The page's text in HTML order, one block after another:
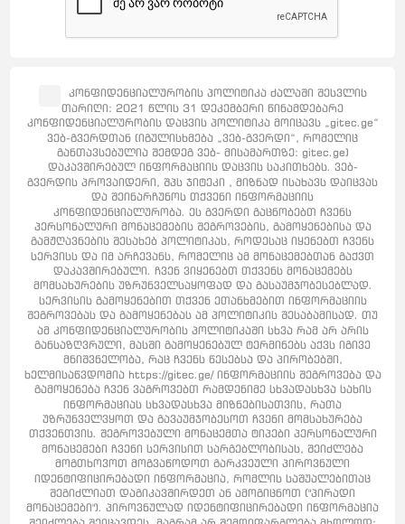
კონფიდენციალურობის პოლიტიკა ძალაში შესვლის
თარიღი: 2021 წლის 31 დეკემბერი წინამდებარე
კონფიდენციალურობის დაცვის პოლიტიკა მოიცავს „gitec.ge“
ვებ-გვერდთან (იგულისხმება „ვებ-გვერდი“, რომელიც
განთავსებულია შემდეგ ვებ- მისამართზე: gitec.ge)
დაკავშირებულ ინფორმაციის დაცვის საკითხებს. ვებ-
გვერდის პროვაიდერი, შპს ჯიტეკი , მიზნად ისახავს დაიცვას
და შეინარჩუნოს თქვენი ინფორმაციის
კონფიდენციალურობა. ეს გვერდი გაცნობებთ ჩვენს
პერსონალური მონაცემების შეგროვების, გამოყენებისა და
გამჟღავნების შესახებ პოლიტიკას, როდესაც იყენებთ ჩვენს
სერვისს და იმ არჩევანს, რომელიც ამ მონაცემებთან გაქვთ
დაკავშირებული. ჩვენ ვიყენებთ თქვენს მონაცემებს
მომსახურების უზრუნველსაყოფად და გასაუმჯობესებლად.
სერვისის გამოყენებით თქვენ ეთანხმებით ინფორმაციის
შეგროვებას და გამოყენებას ამ პოლიტიკის შესაბამისად. თუ
ამ კონფიდენციალურობის პოლიტიკაში სხვა რამ არ არის
განსაზღვრული, მასში გამოყენებულ ტერმინებს აქვს იგივე
მნიშვნელობა, რაც ჩვენს წესებსა და პირობებში,
ხელმისაწვდომია https://gitec.ge/ ინფორმაციის შეგროვება და
გამოყენება ჩვენ ვაგროვებთ რამდენიმე სხვადასხვა სახის
ინფორმაციას სხვადასხვა მიზნებისათვის, რათა
უზრუნველვყოთ და გავაუმჯობესოთ ჩვენი მომსახურება
თქვენთვის. შეგროვებული მონაცემთა ტიპები პერსონალური
მონაცემები ჩვენი სერვისით სარგებლობისას, შეიძლება
მოგთხოვოთ მოგვაწოდოთ გარკვეული პიროვნული
იდენტიფიცირებადი ინფორმაცია, რომლის საშუალებითაც
შეგიძლიათ დაგიკავშირდეთ ან ამოგიცნოთ ("პირადი
მონაცემები"). პიროვნულად იდენტიფიცირებადი ინფორმაცია